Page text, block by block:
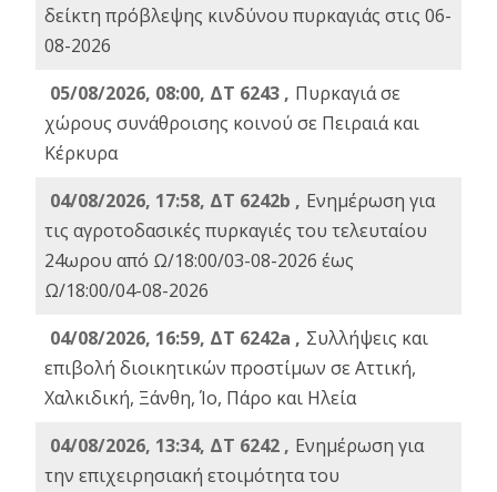
δείκτη πρόβλεψης κινδύνου πυρκαγιάς στις 06-
08-2026
05/08/2026, 08:00, ΔΤ 6243 , Πυρκαγιά σε
χώρους συνάθροισης κοινού σε Πειραιά και
Κέρκυρα
04/08/2026, 17:58, ΔΤ 6242b , Ενημέρωση για
τις αγροτοδασικές πυρκαγιές του τελευταίου
24ωρου από Ω/18:00/03-08-2026 έως
Ω/18:00/04-08-2026
04/08/2026, 16:59, ΔΤ 6242a , Συλλήψεις και
επιβολή διοικητικών προστίμων σε Αττική,
Χαλκιδική, Ξάνθη, Ίο, Πάρο και Ηλεία
04/08/2026, 13:34, ΔΤ 6242 , Ενημέρωση για
την επιχειρησιακή ετοιμότητα του